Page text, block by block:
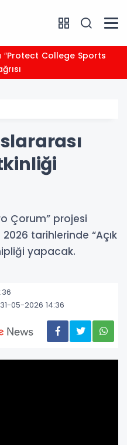
Çorum” projesi
tarihlerinde “Açık
yapacak.
05-2026 14:36